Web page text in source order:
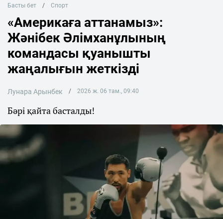
Басты бет Спорт
«Америкаға аттанамыз»:
Жәнібек Әлімханұлының
командасы қуанышты
жаңалығын жеткізді
Лунара Арынбек 2026 ж. 06 там., 09:40
Бәрі қайта басталды!